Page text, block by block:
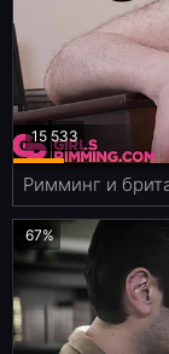
15 533
67%